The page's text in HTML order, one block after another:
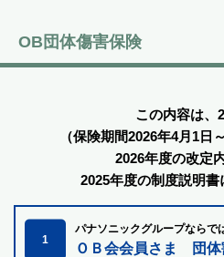
OB団体傷害保険
この内容は、
（保険期間2026年4月1日
2026年度の改定
2025年度の制度説明書
1
パナソニックグループならで
ＯＢ会会員さま 団体